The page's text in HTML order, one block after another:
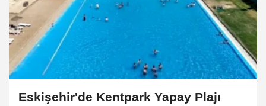
Eskişehir'de Kentpark Yapay Plajı